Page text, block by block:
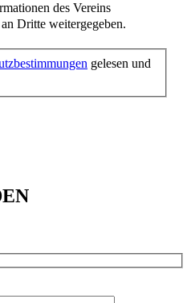
des Vereins
Dritte weitergegeben.
gelesen und